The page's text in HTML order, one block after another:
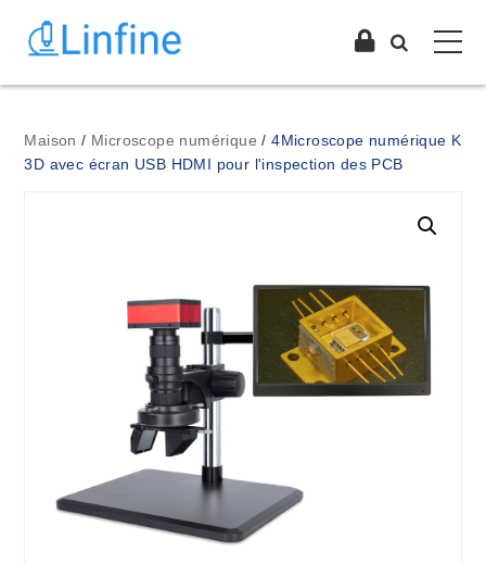
Maison / Microscope numérique / 4Microscope numérique K
3D avec écran USB HDMI pour l'inspection des PCB